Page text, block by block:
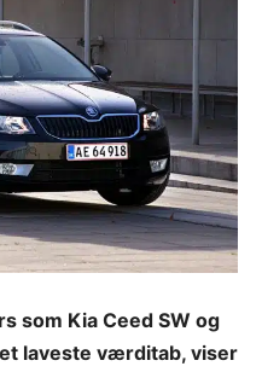
som Kia Ceed SW og
laveste værditab, viser